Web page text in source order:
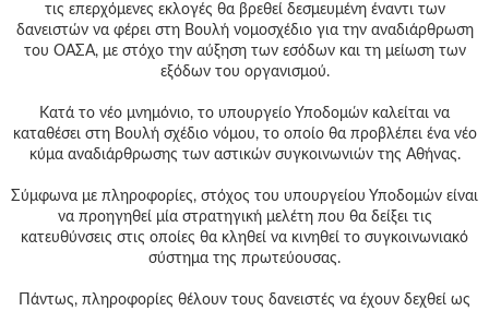
τις επερχόμενες εκλογές θα βρεθεί δεσμευμένη έναντι των
δανειστών να φέρει στη Βουλή νομοσχέδιο για την αναδιάρθρωση
του ΟΑΣΑ, με στόχο την αύξηση των εσόδων και τη μείωση των
εξόδων του οργανισμού.
Κατά το νέο μνημόνιο, το υπουργείο Υποδομών καλείται να
καταθέσει στη Βουλή σχέδιο νόμου, το οποίο θα προβλέπει ένα νέο
κύμα αναδιάρθρωσης των αστικών συγκοινωνιών της Αθήνας.
Σύμφωνα με πληροφορίες, στόχος του υπουργείου Υποδομών είναι
να προηγηθεί μία στρατηγική μελέτη που θα δείξει τις
κατευθύνσεις στις οποίες θα κληθεί να κινηθεί το συγκοινωνιακό
σύστημα της πρωτεύουσας.
Πάντως, πληροφορίες θέλουν τους δανειστές να έχουν δεχθεί ως